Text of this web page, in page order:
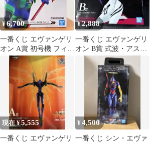
¥6,700
一番くじ エヴァンゲリ
オン A賞 初号機 フィギ
ュア
¥2,888
一番くじ エヴァンゲリ
オン B賞 式波・アス
カ・ラングレー フィギ
現在 ¥5,555
一番くじ エヴァンゲリ
¥4,500
一番くじ シン・エヴァ